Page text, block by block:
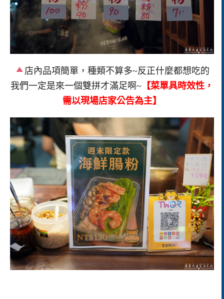
店內品項簡單，種類不算多~反正什麼都想吃的
我們一定是來一個雙拼才滿足啊~ 【菜單具時效性，
需以現場店家公告為主】